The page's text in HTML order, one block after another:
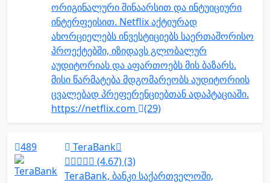
ორიგინალური შინაარსით და ინტუიციური
ინტერფეისით. Netflix აქტიურად
ახორციელებს ინვესტიციებს საერთაშორისო
პროექტებში, იზიდავს გლობალურ
აუდიტორიას და აფართოებს მის ბაზარს.
მისი წარმატება მდგომარეობს აუდიტორიის
ცვალებად პრეფერენციებთან ადაპტაციაში.
https://netflix.com
(29)
489
TeraBank
(4.67) (3)
TeraBank, ბანკი საქართველოში,